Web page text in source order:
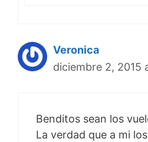
Veronica
diciembre 2, 2015
Benditos sean los
La verdad que a mi